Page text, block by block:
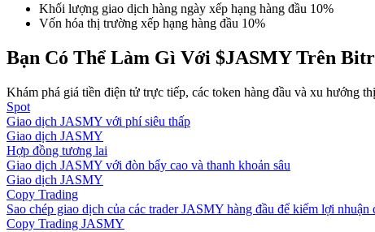
Trở thành Nhà giao dịch Sao chép
Tận hưởng chia sẻ lợi nhuận và hoa hồng giao dịch sao chép
Thông tin
Khối lượng giao dịch hàng ngày xếp hạng hàng đầu 10%
Vốn hóa thị trường xếp hạng hàng đầu 10%
Bạn Có Thể Làm Gì Với $JASMY Trên
Khám phá giá tiền điện tử trực tiếp, các token hàng đầu và xu hướng
Spot
Giao dịch JASMY với phí siêu thấp
Giao dịch JASMY
Hợp đồng tương lai
Giao dịch JASMY với đòn bẩy cao và thanh khoản sâu
Giao dịch JASMY
Copy Trading
Sao chép giao dịch của các trader JASMY hàng đầu để kiếm lợi nhuận
Copy Trading JASMY